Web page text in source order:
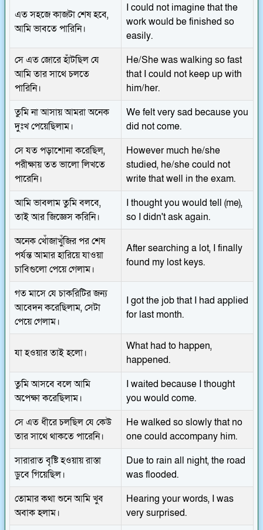
এত সহজে কাজটা শেষ হবে,
আমি ভাবতে পারিনি।
I could not imagine that the
work would be finished so
easily.
সে এত জোরে হাঁটছিল যে
আমি তার সাথে চলতে
পারিনি।
He/She was walking so fast
that I could not keep up with
him/her.
তুমি না আসায় আমরা অনেক
দুঃখ পেয়েছিলাম।
We felt very sad because you
did not come.
সে যত পড়াশোনা করেছিল,
পরীক্ষায় তত ভালো লিখতে
পারেনি।
However much he/she
studied, he/she could not
write that well in the exam.
আমি ভাবলাম তুমি বলবে,
তাই আর জিজ্ঞেস করিনি।
I thought you would tell (me),
so I didn't ask again.
অনেক খোঁজাখুঁজির পর শেষ
পর্যন্ত আমার হারিয়ে যাওয়া
চাবিগুলো পেয়ে গেলাম।
After searching a lot, I finally
found my lost keys.
গত মাসে যে চাকরিটির জন্য
আবেদন করেছিলাম, সেটা
পেয়ে গেলাম।
I got the job that I had applied
for last month.
যা হওয়ার তাই হলো।
What had to happen,
happened.
তুমি আসবে বলে আমি
অপেক্ষা করেছিলাম।
I waited because I thought
you would come.
সে এত ধীরে চলছিল যে কেউ
তার সাথে থাকতে পারেনি।
He walked so slowly that no
one could accompany him.
সারারাত বৃষ্টি হওয়ায় রাস্তা
ডুবে গিয়েছিল।
Due to rain all night, the road
was flooded.
তোমার কথা শুনে আমি খুব
অবাক হলাম।
Hearing your words, I was
very surprised.